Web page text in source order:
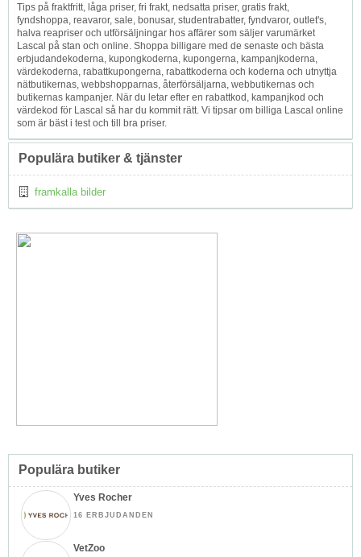
Tips på fraktfritt, låga priser, fri frakt, nedsatta priser, gratis frakt,
fyndshoppa, reavaror, sale, bonusar, studentrabatter, fyndvaror, outlet's,
halva reapriser och utförsäljningar hos affärer som säljer varumärket
Lascal på stan och online. Shoppa billigare med de senaste och bästa
erbjudandekoderna, kupongkoderna, kupongerna, kampanjkoderna,
värdekoderna, rabattkupongerna, rabattkoderna och koderna och utnyttja
nätbutikernas, webbshopparnas, återförsäljarna, webbutikernas och
butikernas kampanjer. När du letar efter en rabattkod, kampanjkod och
värdekod för Lascal så har du kommit rätt. Vi tipsar om billiga Lascal online
som är bäst i test och till bra priser.
Populära butiker & tjänster
framkalla bilder
Populära butiker
Yves Rocher
16 ERBJUDANDEN
VetZoo